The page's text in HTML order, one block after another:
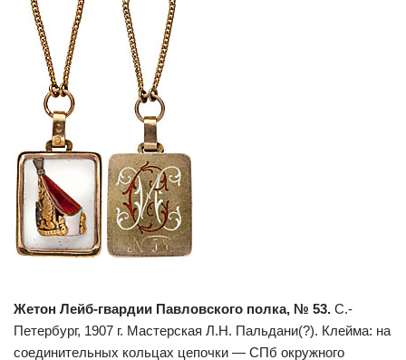
Жетон Лейб-гвардии Павловского полка, № 53. С.-
Петербург, 1907 г. Мастерская Л.Н. Пальдани(?). Клейма: на
соединительных кольцах цепочки — СПб окружного